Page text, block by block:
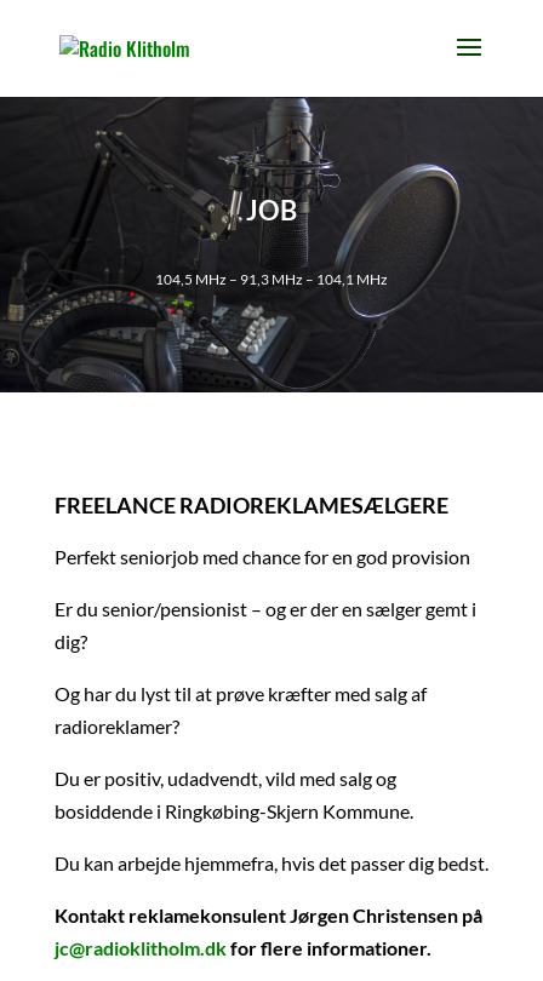
JOB
104,5 MHz – 91,3 MHz – 104,1 MHz
FREELANCE RADIOREKLAMESÆLGERE
Perfekt seniorjob med chance for en god provision
Er du senior/pensionist – og er der en sælger gemt i
dig?
Og har du lyst til at prøve kræfter med salg af
radioreklamer?
Du er positiv, udadvendt, vild med salg og
bosiddende i Ringkøbing-Skjern Kommune.
Du kan arbejde hjemmefra, hvis det passer dig bedst.
Kontakt reklamekonsulent Jørgen Christensen på
jc@radioklitholm.dkfor flere informationer.